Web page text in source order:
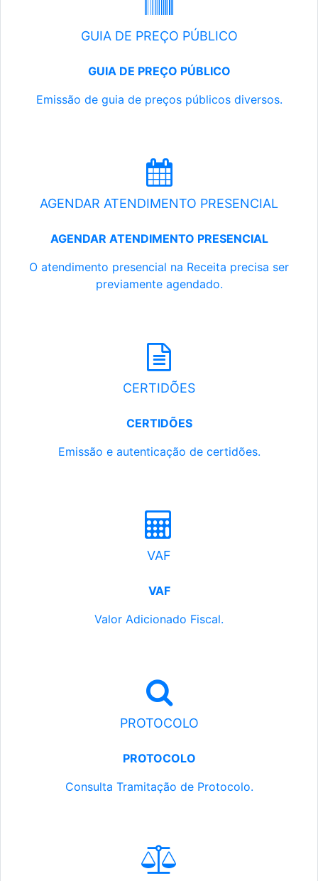
GUIA DE PREÇO PÚBLICO
GUIA DE PREÇO PÚBLICO
Emissão de guia de preços públicos diversos.
AGENDAR ATENDIMENTO PRESENCIAL
AGENDAR ATENDIMENTO PRESENCIAL
O atendimento presencial na Receita precisa ser
previamente agendado.
CERTIDÕES
CERTIDÕES
Emissão e autenticação de certidões.
VAF
VAF
Valor Adicionado Fiscal.
PROTOCOLO
PROTOCOLO
Consulta Tramitação de Protocolo.